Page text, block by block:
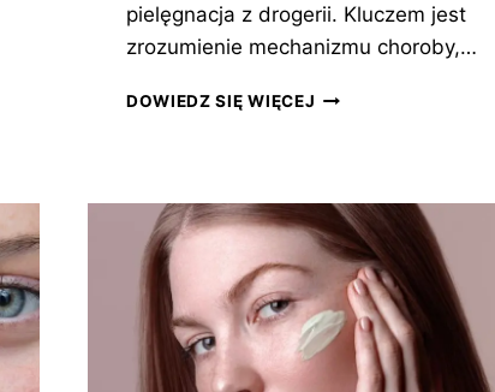
pielęgnacja z drogerii. Kluczem jest
zrozumienie mechanizmu choroby,…
DOWIEDZ SIĘ WIĘCEJ ZABIEGI